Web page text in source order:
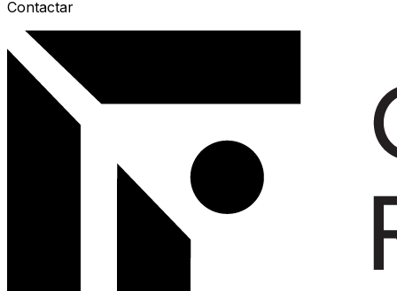
Contactar